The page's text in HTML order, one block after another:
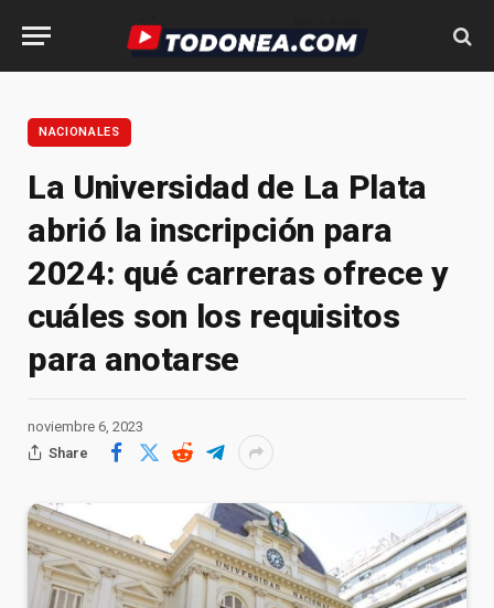
NACIONALES
La Universidad de La Plata
abrió la inscripción para
2024: qué carreras ofrece y
cuáles son los requisitos
para anotarse
noviembre 6, 2023
Share